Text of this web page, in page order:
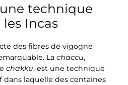
technique
Incas
des fibres de vigogne
La chaccu,
chakku, est une technique
dans laquelle des centaines